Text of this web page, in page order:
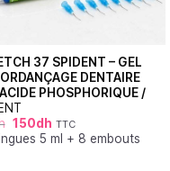
37 SPIDENT – GEL
DENTAIRE
PHOSPHORIQUE /
150dh TTC
5 ml + 8 embouts